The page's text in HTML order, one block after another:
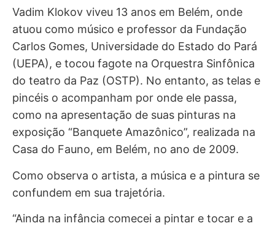
Vadim Klokov viveu 13 anos em Belém, onde
atuou como músico e professor da Fundação
Carlos Gomes, Universidade do Estado do Pará
(UEPA), e tocou fagote na Orquestra Sinfônica
do teatro da Paz (OSTP). No entanto, as telas e
pincéis o acompanham por onde ele passa,
como na apresentação de suas pinturas na
exposição “Banquete Amazônico”, realizada na
Casa do Fauno, em Belém, no ano de 2009.
Como observa o artista, a música e a pintura se
confundem em sua trajetória.
“Ainda na infância comecei a pintar e tocar e a